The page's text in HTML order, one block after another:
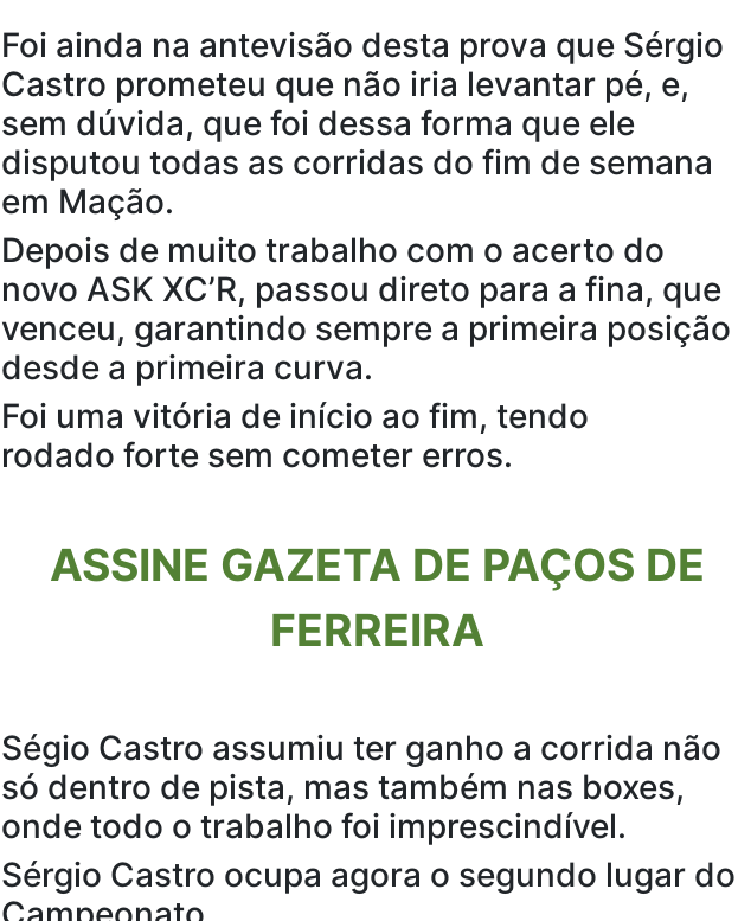
Foi ainda na antevisão desta prova que Sérgio
Castro prometeu que não iria levantar pé, e,
sem dúvida, que foi dessa forma que ele
disputou todas as corridas do fim de semana
em Mação.
Depois de muito trabalho com o acerto do
novo ASK XC’R, passou direto para a fina, que
venceu, garantindo sempre a primeira posição
desde a primeira curva.
Foi uma vitória de início ao fim, tendo
rodado forte sem cometer erros.
ASSINE GAZETA DE PAÇOS DE
FERREIRA
Ségio Castro assumiu ter ganho a corrida não
só dentro de pista, mas também nas boxes,
onde todo o trabalho foi imprescindível.
Sérgio Castro ocupa agora o segundo lugar do